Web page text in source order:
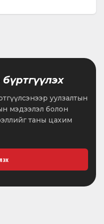
уулзалтын
мэдээлэл болон
таны цахим